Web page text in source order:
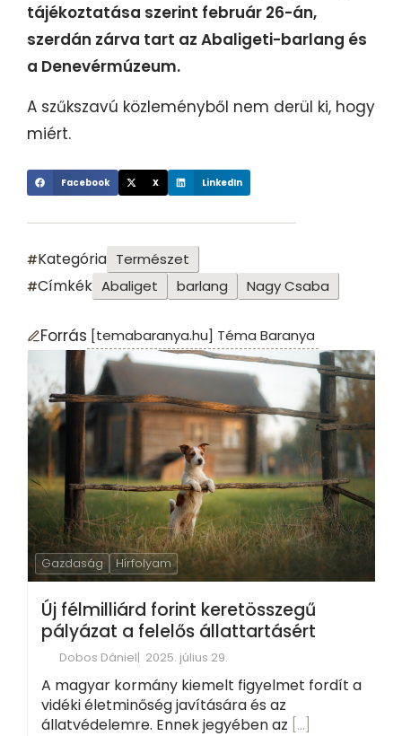
tájékoztatása szerint február 26-án,
szerdán zárva tart az Abaligeti-barlang és
a Denevérmúzeum.
A szűkszavú közleményből nem derül ki, hogy
miért.
Facebook X LinkedIn
Kategória Természet
Címkék Abaliget barlang Nagy Csaba
Forrás [temabaranya.hu] Téma Baranya
Gazdaság Hírfolyam
Új félmilliárd forint keretösszegű
pályázat a felelős állattartásért
Dobos Dániel 2025. július 29.
A magyar kormány kiemelt figyelmet fordít a
vidéki életminőség javítására és az
állatvédelemre. Ennek jegyében az […]